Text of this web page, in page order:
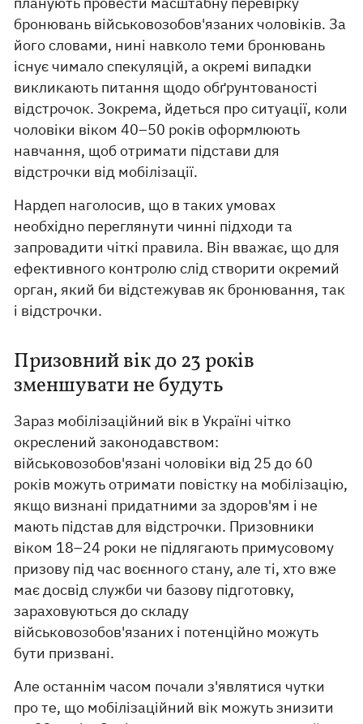
бронювань військовозобов'язаних чоловіків. За
його словами, нині навколо теми бронювань
існує чимало спекуляцій, а окремі випадки
викликають питання щодо обґрунтованості
відстрочок. Зокрема, йдеться про ситуації, коли
чоловіки віком 40–50 років оформлюють
навчання, щоб отримати підстави для
відстрочки від мобілізації.
Нардеп наголосив, що в таких умовах
необхідно переглянути чинні підходи та
запровадити чіткі правила. Він вважає, що для
ефективного контролю слід створити окремий
орган, який би відстежував як бронювання, так
і відстрочки.
Призовний вік до 23 років
зменшувати не будуть
Зараз мобілізаційний вік в Україні чітко
окреслений законодавством:
військовозобов'язані чоловіки від 25 до 60
років можуть отримати повістку на мобілізацію,
якщо визнані придатними за здоров'ям і не
мають підстав для відстрочки. Призовники
віком 18–24 роки не підлягають примусовому
призову під час воєнного стану, але ті, хто вже
має досвід служби чи базову підготовку,
зараховуються до складу
військовозобов'язаних і потенційно можуть
бути призвані.
Але останнім часом почали з'являтися чутки
про те, що мобілізаційний вік можуть знизити